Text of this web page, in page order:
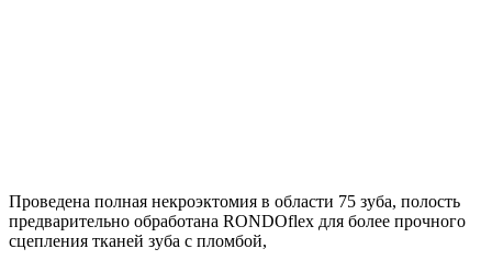
Проведена полная некроэктомия в области 75 зуба, полость
предварительно обработана RONDOflex для более прочного
сцепления тканей зуба с пломбой,